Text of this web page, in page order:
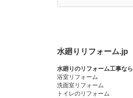
水廻りリフォーム.jp
水廻りのリフォーム工事なら
浴室リフォーム
洗面室リフォーム
トイレのリフォーム